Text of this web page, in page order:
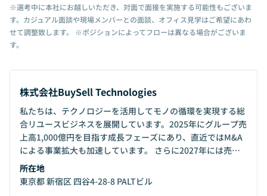
※選考中に本社にお越しいただき、対面で面接を実施する可能性もございま
す。カジュアル面談や現場メンバーとの面談、オフィス見学はご希望にあわ
せて調整致します。 ※ポジションによってフローは異なる場合がございま
す。
株式会社BuySell Technologies
私たちは、テクノロジーを活用してモノの循環を実現する総
合リユースビジネスを展開しています。2025年にグループ売
上高1,000億円を目指す成長フェーズにあり、直近ではM&A
による事業拡大も加速しています。 さらに2027年には売上
高4000億円、利益400億円到達を掲げ、テクノロジー投資を
事業成長の重要なベースとしつつ、リユース業界No.1のテッ
クカンパニーを目指しています。
所在地
東京都 新宿区 四谷4-28-8 PALTビル